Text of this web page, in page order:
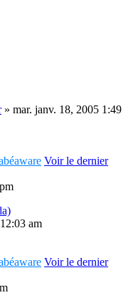
» mar. janv. 18, 2005 1:49
Voir le dernier
am
Voir le dernier